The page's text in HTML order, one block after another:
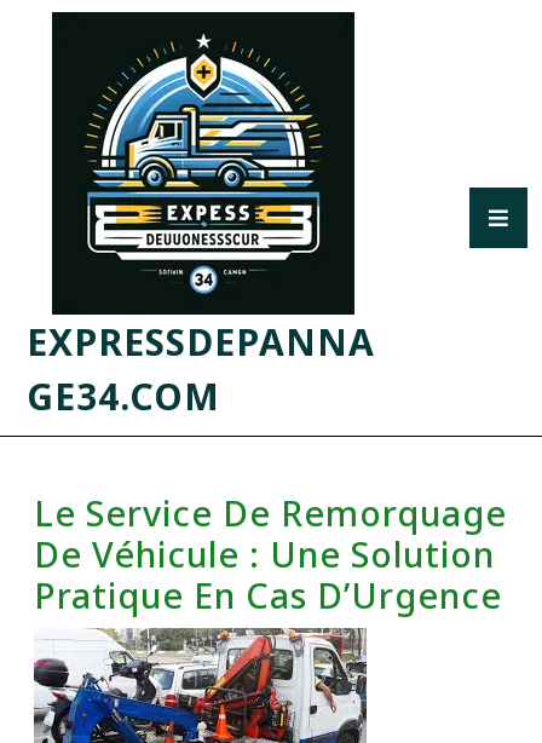
EXPRESSDEPANNA
GE34.COM
Le Service De Remorquage
De Véhicule : Une Solution
Pratique En Cas D’Urgence